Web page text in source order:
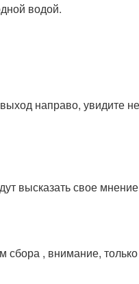
водой.
направо, увидите
высказать свое
, внимание,